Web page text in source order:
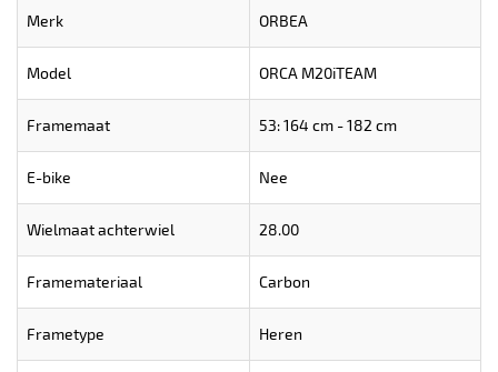
Merk ORBEA
Model ORCA M20iTEAM
Framemaat 53: 164 cm - 182 cm
E-bike Nee
Wielmaat achterwiel 28.00
Framemateriaal Carbon
Frametype Heren